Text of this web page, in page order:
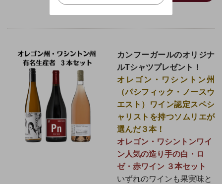
カンフーガールのオリジナ
ルTシャツプレゼント！
オレゴン・ワシントン州
（パシフィック・ノースウ
エスト）ワイン認定スペシ
ャリストを持つソムリエが
選んだ３本！
オレゴン・ワシントンワイ
ン人気の造り手の白・ロ
ゼ・赤ワイン ３本セット
いずれのワインも果実味と